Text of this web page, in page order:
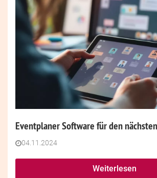
Eventplaner Software für den
04.11.2024
Weiterlesen